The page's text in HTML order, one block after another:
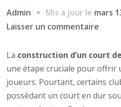
Admin Mis à jour le mars
Laisser un commentaire
il
de
La construction d’un court
une étape cruciale pour offrir
joueurs. Pourtant, certains
possédant un court en dur